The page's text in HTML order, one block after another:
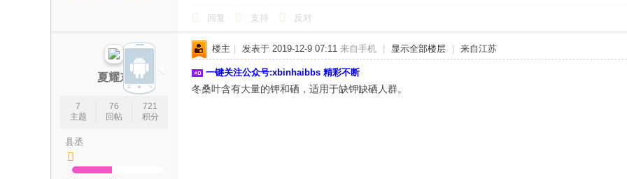
回复 支持 反对
夏耀东
7
主题
76
回帖
721
积分
县丞
楼主 发表于 2019-12-9 07:11 来自手机 显示全部楼层 来自江苏
一键关注公众号:xbinhaibbs 精彩不断
冬桑叶含有大量的钾和硒，适用于缺钾缺硒人群。